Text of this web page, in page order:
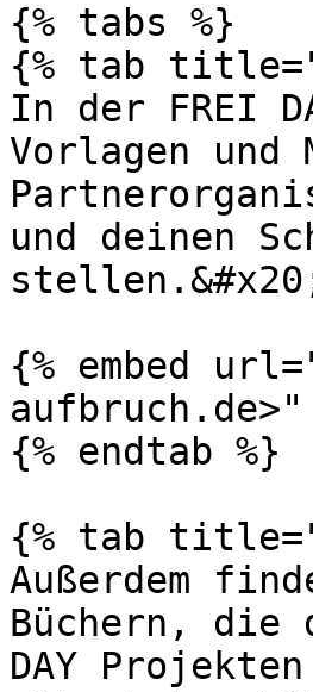
{% tabs %}
{% tab
In der FREI
Vorlagen und
und deinen
{% embed
aufbruch.de>"
{% endtab %}
{% tab
Außerdem
Büchern, die
DAY